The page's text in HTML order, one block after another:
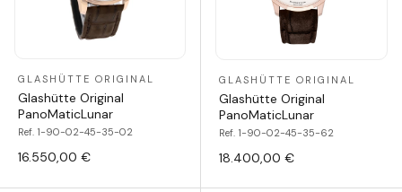
GLASHÜTTE ORIGINAL
Glashütte Original
PanoMaticLunar
Ref. 1-90-02-45-35-02
16.550,00 €
GLASHÜTTE ORIGINAL
Glashütte Original
PanoMaticLunar
Ref. 1-90-02-45-35-62
18.400,00 €